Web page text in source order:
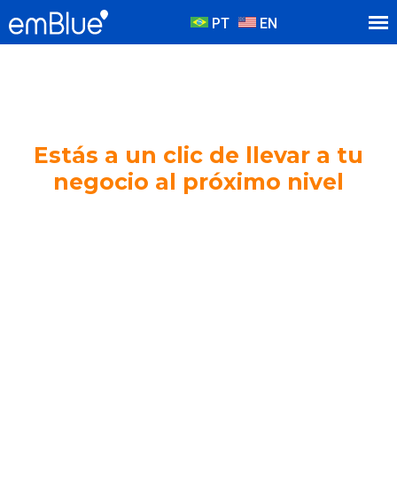
PT EN
Estás a un clic de llevar a tu
negocio al próximo nivel